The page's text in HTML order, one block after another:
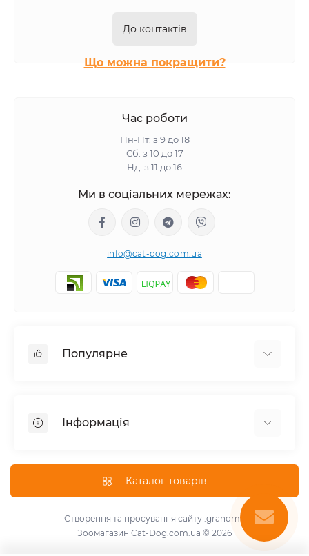
До контактів
Що можна покращити?
Час роботи
Пн-Пт: з 9 до 18
Сб: з 10 до 17
Нд: з 11 до 16
Ми в соціальних мережах:
info@cat-dog.com.ua
Популярне
Вологий корм для котів
Сухий корм для собак
Сухий корм для котів
Паштет для собак
Інформація
Повернення та обмін товарів
Умови використання
Знижки для розплідників
Каталог товарів
Створення та просування сайту .grandma
Зоомагазин Cat-Dog.com.ua © 2026